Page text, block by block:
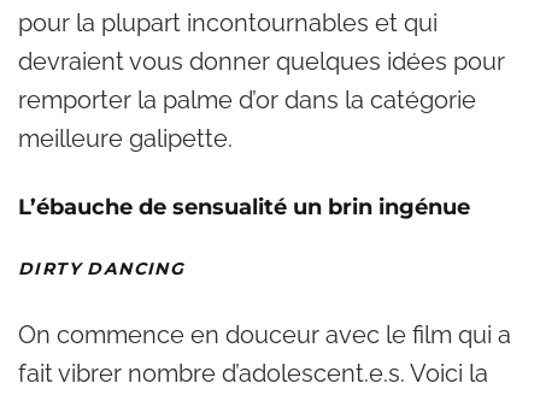
pour la plupart incontournables et qui
devraient vous donner quelques idées pour
remporter la palme d’or dans la catégorie
meilleure galipette.
L’ébauche de sensualité un brin ingénue
DIRTY DANCING
On commence en douceur avec le film qui a
fait vibrer nombre d’adolescent.e.s. Voici la